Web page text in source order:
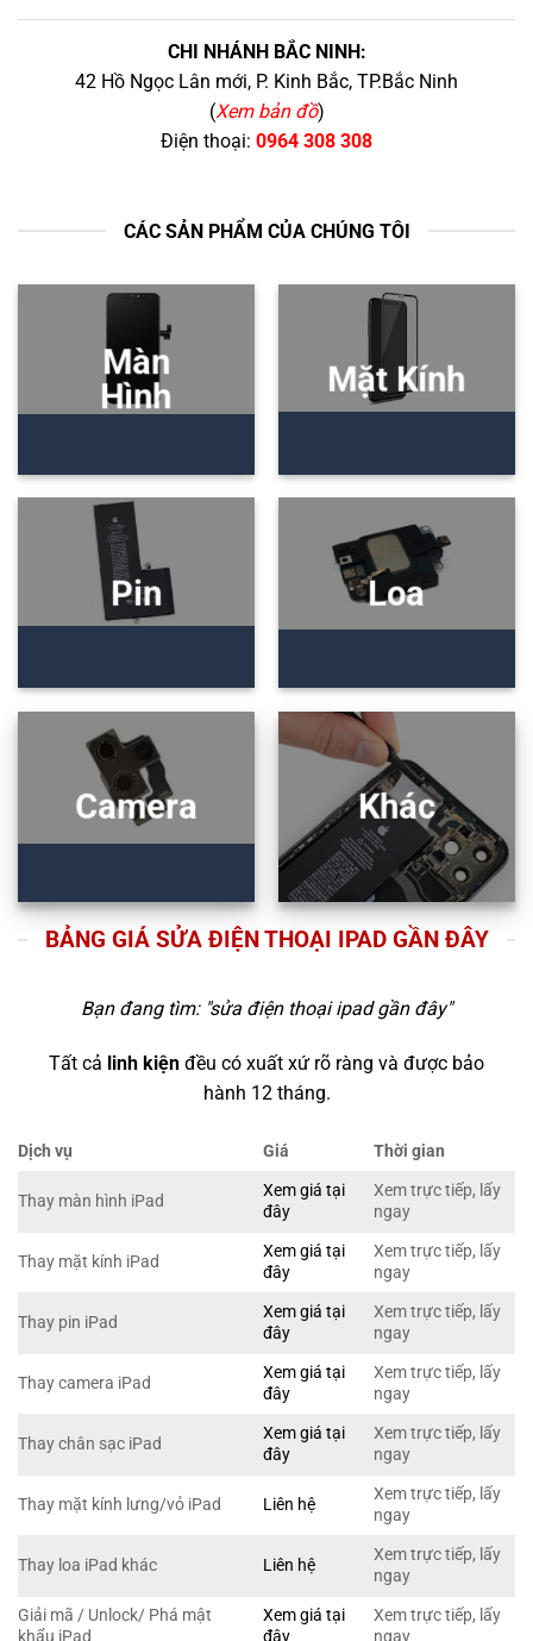
CHI NHÁNH BẮC NINH:
42 Hồ Ngọc Lân mới, P. Kinh Bắc, TP.Bắc Ninh
(Xem bản đồ)
Điện thoại: 0964 308 308
CÁC SẢN PHẨM CỦA CHÚNG TÔI
Màn
Hình
Mặt Kính
Pin Loa
Camera Khác
BẢNG GIÁ SỬA ĐIỆN THOẠI IPAD GẦN ĐÂY
Bạn đang tìm: "sửa điện thoại ipad gần đây"
Tất cả linh kiện đều có xuất xứ rõ ràng và được bảo
hành 12 tháng.
Dịch vụ Giá Thời gian
Thay màn hình iPad
Xem giá tại
đây
Xem trực tiếp, lấy
ngay
Thay mặt kính iPad
Xem giá tại
đây
Xem trực tiếp, lấy
ngay
Thay pin iPad
Xem giá tại
đây
Xem trực tiếp, lấy
ngay
Thay camera iPad
Xem giá tại
đây
Xem trực tiếp, lấy
ngay
Thay chân sạc iPad
Xem giá tại
đây
Xem trực tiếp, lấy
ngay
Thay mặt kính lưng/vỏ iPad Liên hệ
Xem trực tiếp, lấy
ngay
Thay loa iPad khác Liên hệ
Xem trực tiếp, lấy
ngay
Giải mã / Unlock/ Phá mật
khẩu iPad
Xem giá tại
đây
Xem trực tiếp, lấy
ngay